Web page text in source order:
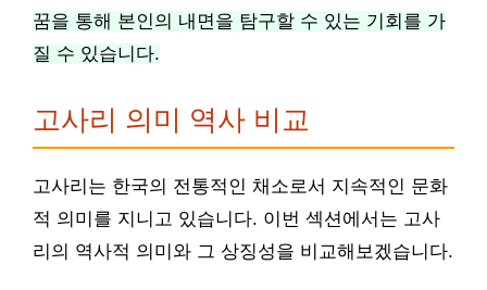
꿈을 통해 본인의 내면을 탐구할 수 있는 기회를 가
질 수 있습니다.
고사리 의미 역사 비교
고사리는 한국의 전통적인 채소로서 지속적인 문화
적 의미를 지니고 있습니다. 이번 섹션에서는 고사
리의 역사적 의미와 그 상징성을 비교해보겠습니다.